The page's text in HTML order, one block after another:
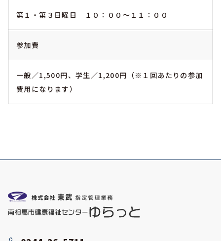
第１・第３日曜日 １０：００～１１：００
参加費
一般／1,500円、学生／1,200円（※１回あたりの参加
費用になります）